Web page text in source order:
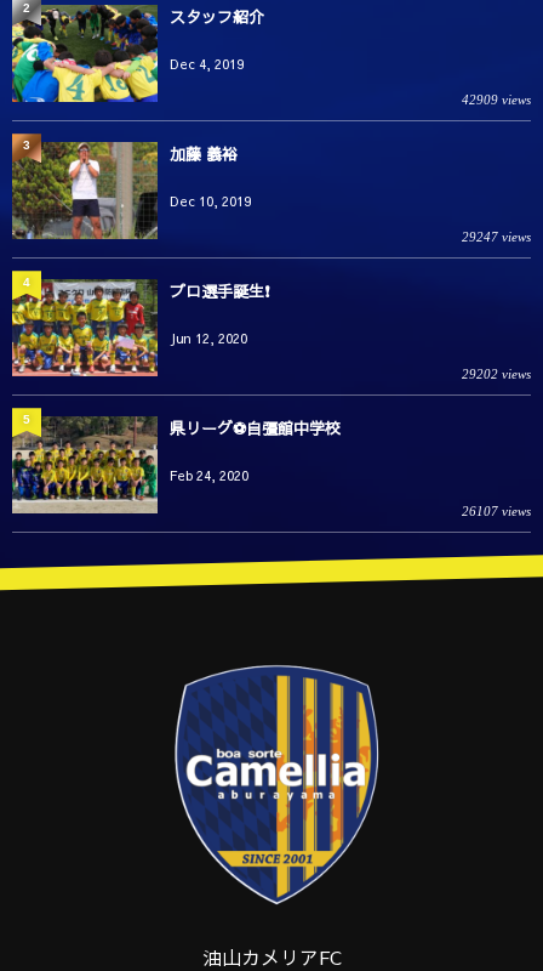
スタッフ紹介
Dec 4, 2019
42909 views
2
加藤 義裕
Dec 10, 2019
29247 views
3
プロ選手誕生❗️
Jun 12, 2020
29202 views
4
県リーグ⚽️自彊館中学校
Feb 24, 2020
26107 views
5
油山カメリアFC